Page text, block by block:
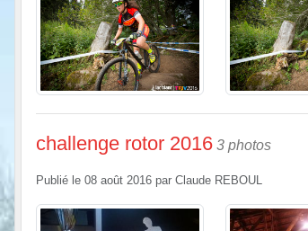
challenge rotor 2016 3 photos
Publié le 08 août 2016 par Claude REBOUL